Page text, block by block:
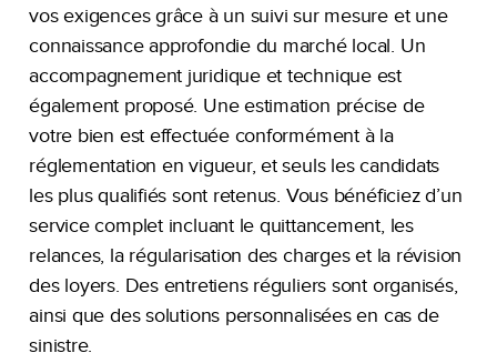
vos exigences grâce à un suivi sur mesure et une
connaissance approfondie du marché local. Un
accompagnement juridique et technique est
également proposé. Une estimation précise de
votre bien est effectuée conformément à la
réglementation en vigueur, et seuls les candidats
les plus qualifiés sont retenus. Vous bénéficiez d’un
service complet incluant le quittancement, les
relances, la régularisation des charges et la révision
des loyers. Des entretiens réguliers sont organisés,
ainsi que des solutions personnalisées en cas de
sinistre.